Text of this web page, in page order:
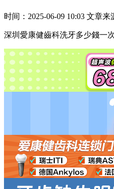
时间：2025-06-09 10:03 文章
深圳愛康健齒科洗牙多少錢一